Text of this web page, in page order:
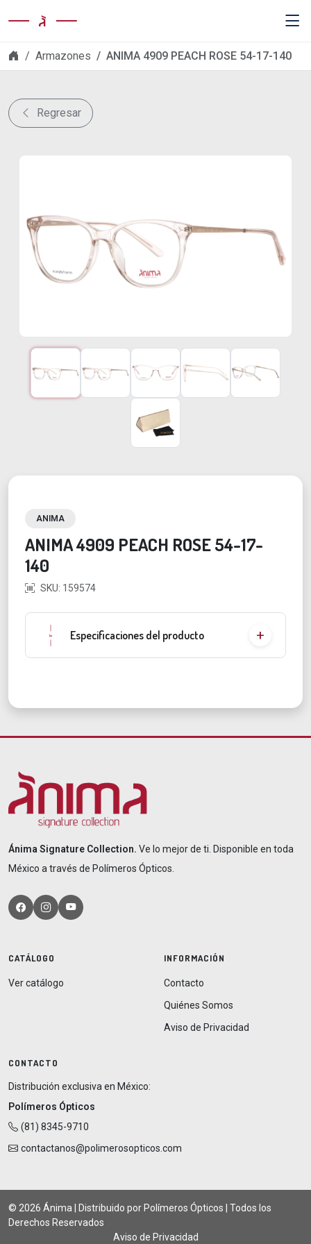
Armazones ANIMA 4909 PEACH ROSE 54-17-140
Regresar
ANIMA
ANIMA 4909 PEACH ROSE 54-17-
140
SKU: 159574
Especificaciones del producto
Ánima Signature Collection. Ve lo mejor de ti. Disponible en toda
México a través de Polímeros Ópticos.
CATÁLOGO
Ver catálogo
INFORMACIÓN
Contacto
Quiénes Somos
Aviso de Privacidad
CONTACTO
Distribución exclusiva en México:
Polímeros Ópticos
(81) 8345-9710
contactanos@polimerosopticos.com
© 2026 Ánima | Distribuido por Polímeros Ópticos | Todos los
Derechos Reservados
Aviso de Privacidad